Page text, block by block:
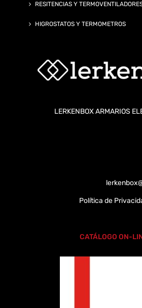
RESITENCIAS Y
HIGROSTATOS Y TERMOMETROS
LERKENBOX ARMARIOS
Política de
CATÁLOGO ON-